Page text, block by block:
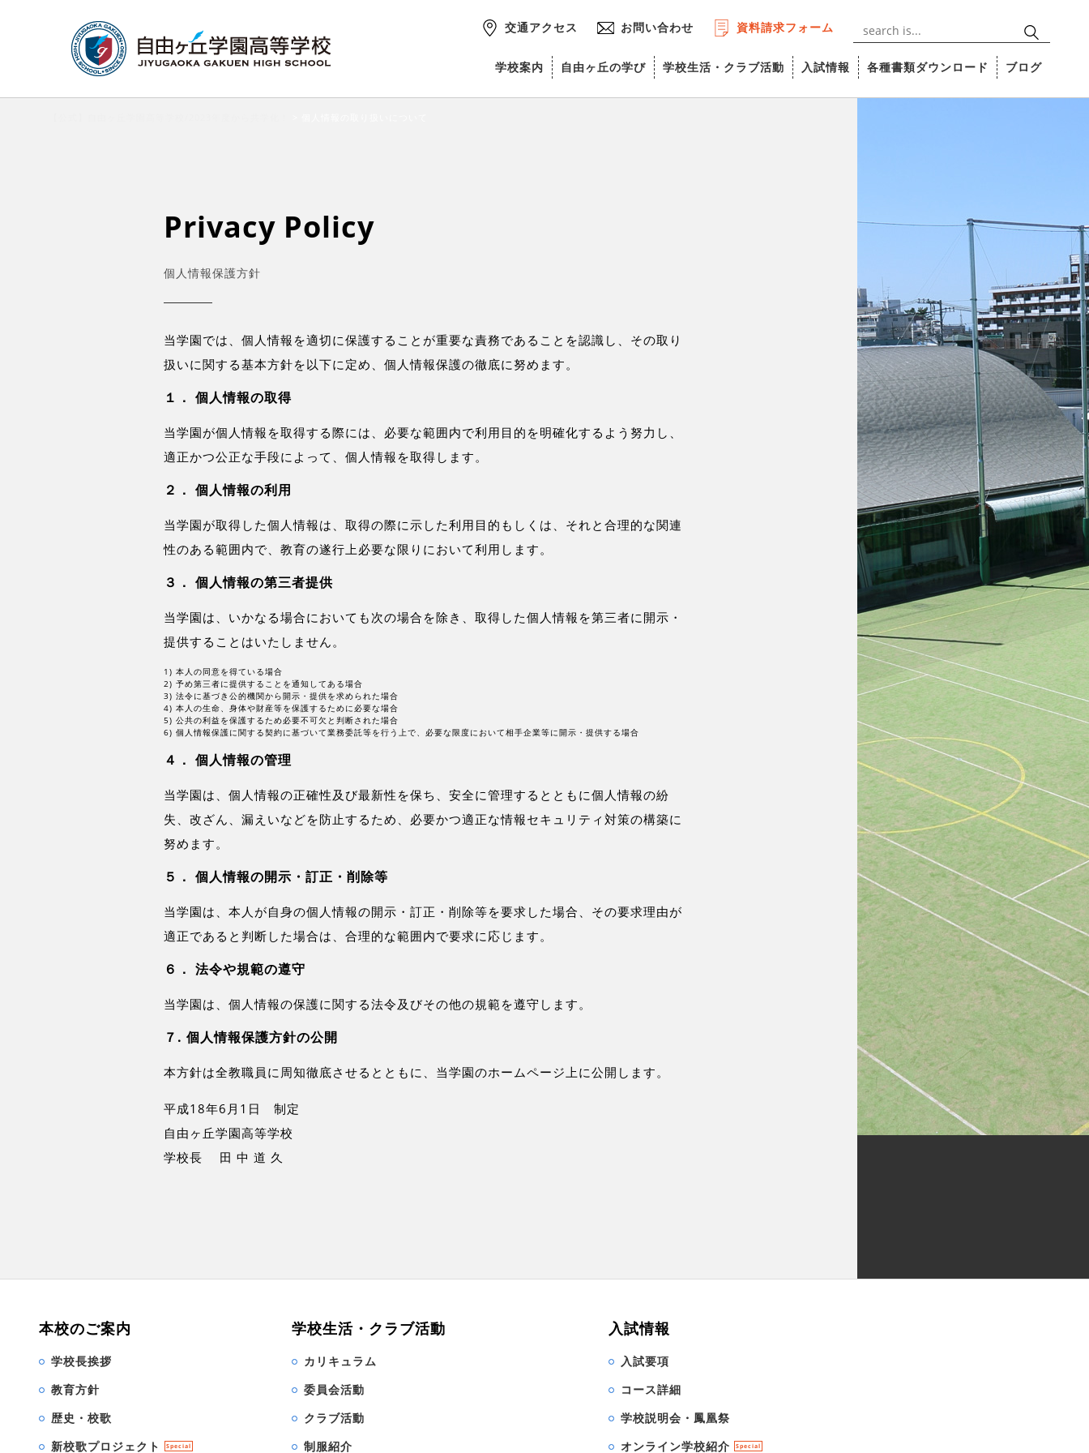
交通アクセス お問い合わせ 資料請求フォーム
学校案内 自由ヶ丘の学び 学校生活・クラブ活動 入試情報 各種書類ダウンロード ブログ
Privacy Policy
個人情報保護方針
当学園では、個人情報を適切に保護することが重要な責務であることを認識し、その取り
扱いに関する基本方針を以下に定め、個人情報保護の徹底に努めます。
１． 個人情報の取得
当学園が個人情報を取得する際には、必要な範囲内で利用目的を明確化するよう努力し、
適正かつ公正な手段によって、個人情報を取得します。
２． 個人情報の利用
当学園が取得した個人情報は、取得の際に示した利用目的もしくは、それと合理的な関連
性のある範囲内で、教育の遂行上必要な限りにおいて利用します。
３． 個人情報の第三者提供
当学園は、いかなる場合においても次の場合を除き、取得した個人情報を第三者に開示・
提供することはいたしません。
1) 本人の同意を得ている場合
2) 予め第三者に提供することを通知してある場合
3) 法令に基づき公的機関から開示・提供を求められた場合
4) 本人の生命、身体や財産等を保護するために必要な場合
5) 公共の利益を保護するため必要不可欠と判断された場合
6) 個人情報保護に関する契約に基づいて業務委託等を行う上で、必要な限度において相手企業等に開示・提供する場合
４． 個人情報の管理
当学園は、個人情報の正確性及び最新性を保ち、安全に管理するとともに個人情報の紛
失、改ざん、漏えいなどを防止するため、必要かつ適正な情報セキュリティ対策の構築に
努めます。
５． 個人情報の開示・訂正・削除等
当学園は、本人が自身の個人情報の開示・訂正・削除等を要求した場合、その要求理由が
適正であると判断した場合は、合理的な範囲内で要求に応じます。
６． 法令や規範の遵守
当学園は、個人情報の保護に関する法令及びその他の規範を遵守します。
７. 個人情報保護方針の公開
本方針は全教職員に周知徹底させるとともに、当学園のホームページ上に公開します。
平成18年6月1日 制定
自由ヶ丘学園高等学校
学校長 田 中 道 久
本校のご案内
学校長挨拶
教育方針
歴史・校歌
新校歌プロジェクト
Special
学校生活・クラブ活動
カリキュラム
委員会活動
クラブ活動
制服紹介
入試情報
入試要項
コース詳細
学校説明会・鳳凰祭
オンライン学校紹介
Special